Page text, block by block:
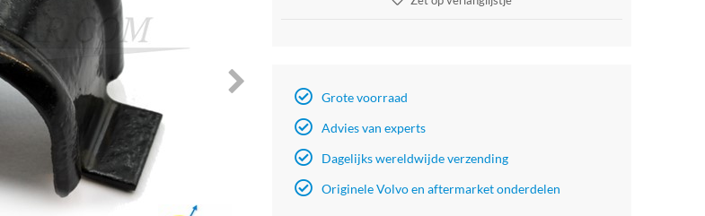
Grote voorraad
Advies van experts
Dagelijks wereldwijde verzending
Originele Volvo en aftermarket onderdelen